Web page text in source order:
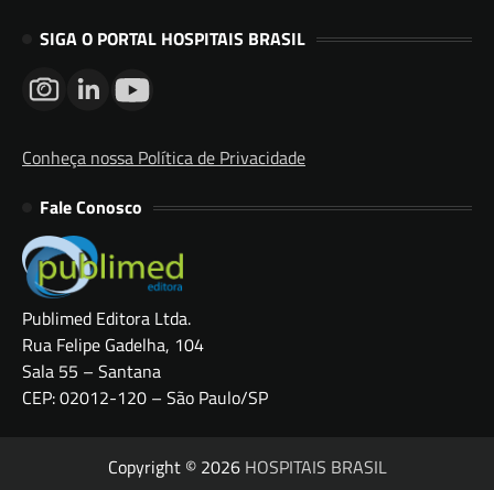
SIGA O PORTAL HOSPITAIS BRASIL
Conheça nossa Política de Privacidade
Fale Conosco
Publimed Editora Ltda.
Rua Felipe Gadelha, 104
Sala 55 – Santana
CEP: 02012-120 – São Paulo/SP
Copyright © 2026 HOSPITAIS BRASIL